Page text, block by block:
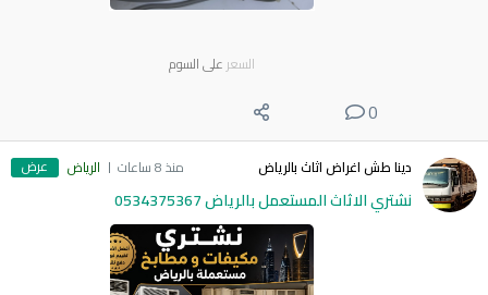
السعر على السوم
0
دينا طش اغراض اثاث بالرياض منذ 8 ساعات الرياض عرض
نشتري الاثاث المستعمل بالرياض 0534375367